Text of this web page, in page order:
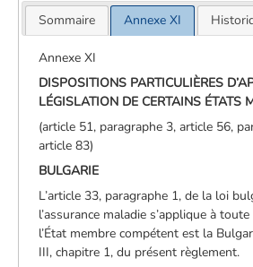
Sommaire Annexe XI
Annexe XI
DISPOSITIONS PARTICULIÈRES
LÉGISLATION DE CERTAINS ÉTATS
(article 51, paragraphe 3, article 56,
article 83)
BULGARIE
L’article 33, paragraphe 1, de la loi
l’assurance maladie s’applique à
l’État membre compétent est la
III, chapitre 1, du présent règlement.